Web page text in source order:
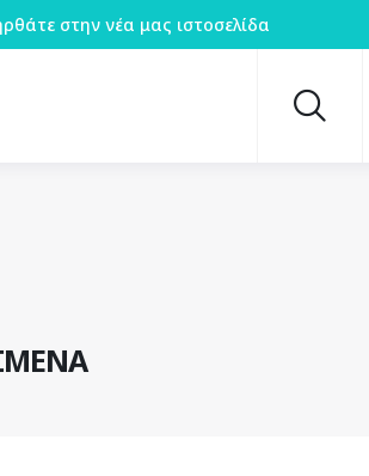
στην νέα μας ιστοσελίδα